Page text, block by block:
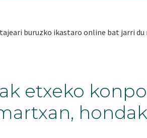
buruzko ikastaro online bat jarri
etxeko